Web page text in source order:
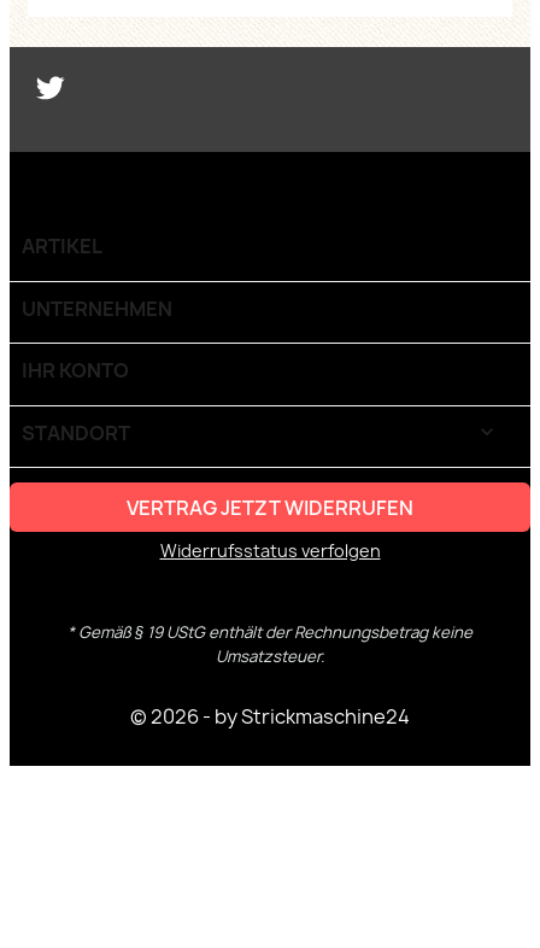
ARTIKEL
UNTERNEHMEN
IHR KONTO
STANDORT keyboard_arrow_down
VERTRAG JETZT WIDERRUFEN
Widerrufsstatus verfolgen
* Gemäß § 19 UStG enthält der Rechnungsbetrag keine
Umsatzsteuer.
© 2026 - by Strickmaschine24